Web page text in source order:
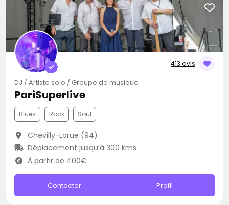
413 avis
DJ / Artiste solo / Groupe de musique
PariSuperlive
Blues Rock Soul
Chevilly-Larue (94)
Déplacement jusqu’à 300 kms
À partir de 400€
Contacter Profil